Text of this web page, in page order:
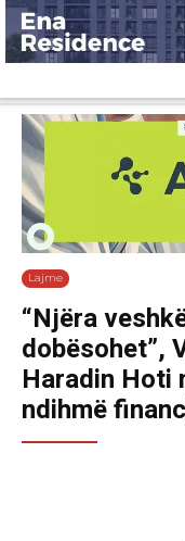
Lajme
“Njëra
dobësohet”,
Haradin Hoti
ndihmë